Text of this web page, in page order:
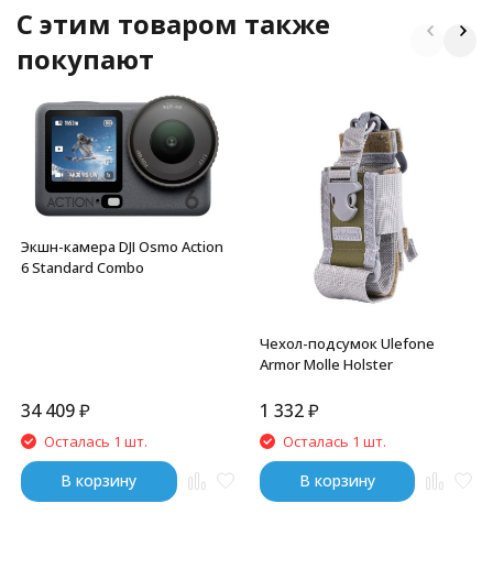
C этим товаром также
покупают
Экшн-камера DJI Osmo Action
6 Standard Combo
34 409₽
Осталась 1 шт.
В корзину
Чехол-подсумок Ulefone
Armor Molle Holster
1 332 ₽
Осталась 1 шт.
В корзину